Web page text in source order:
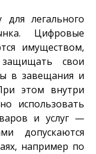
легального
Цифровые
имуществом,
свои
в завещания и
этом внутри
использовать
и услуг —
допускаются
например по